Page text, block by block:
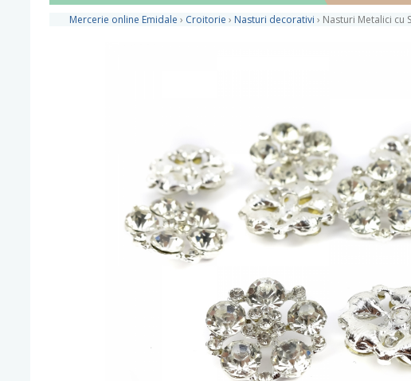
Mercerie online Emidale › Croitorie › Nasturi decorativi › Nasturi Metalici cu